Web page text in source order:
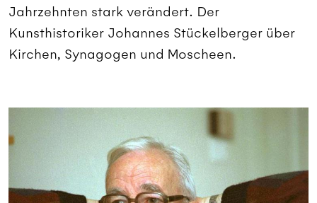
Jahrzehnten stark verändert. Der
Kunsthistoriker Johannes Stückelberger über
Kirchen, Synagogen und Moscheen.